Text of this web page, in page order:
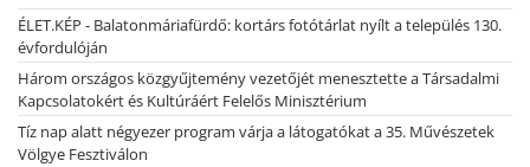
ÉLET.KÉP - Balatonmáriafürdő: kortárs fotótárlat nyílt a település 130.
évfordulóján
Három országos közgyűjtemény vezetőjét menesztette a Társadalmi
Kapcsolatokért és Kultúráért Felelős Minisztérium
Tíz nap alatt négyezer program várja a látogatókat a 35. Művészetek
Völgye Fesztiválon